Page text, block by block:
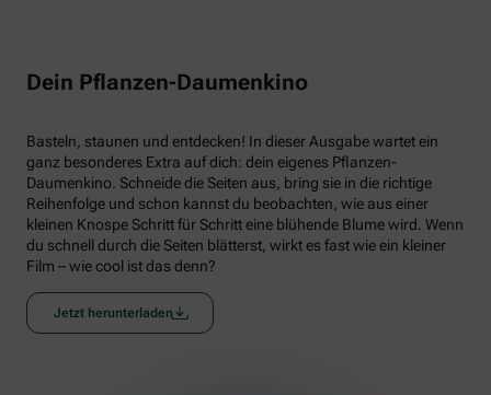
Dein Pflanzen-Daumenkino
Basteln, staunen und entdecken! In dieser Ausgabe wartet ein
ganz besonderes Extra auf dich: dein eigenes Pflanzen-
Daumenkino. Schneide die Seiten aus, bring sie in die richtige
Reihenfolge und schon kannst du beobachten, wie aus einer
kleinen Knospe Schritt für Schritt eine blühende Blume wird. Wenn
du schnell durch die Seiten blätterst, wirkt es fast wie ein kleiner
Film – wie cool ist das denn?
Jetzt herunterladen